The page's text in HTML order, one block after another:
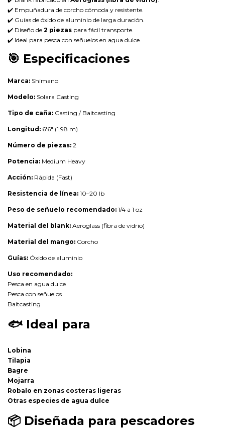
✔️ Empuñadura de corcho cómoda y resistente.
✔️ Guías de óxido de aluminio de larga duración.
✔️ Diseño de 2 piezas para fácil transporte.
✔️ Ideal para pesca con señuelos en agua dulce.
🎯 Especificaciones
Marca: Shimano
Modelo: Solara Casting
Tipo de caña: Casting / Baitcasting
Longitud: 6'6" (1.98 m)
Número de piezas: 2
Potencia: Medium Heavy
Acción: Rápida (Fast)
Resistencia de línea: 10–20 lb
Peso de señuelo recomendado: 1/4 a 1 oz
Material del blank: Aeroglass (fibra de vidrio)
Material del mango: Corcho
Guías: Óxido de aluminio
Uso recomendado:
Pesca en agua dulce
Pesca con señuelos
Baitcasting
🐟 Ideal para
Lobina
Tilapia
Bagre
Mojarra
Robalo en zonas costeras ligeras
Otras especies de agua dulce
📦 Diseñada para pescadores